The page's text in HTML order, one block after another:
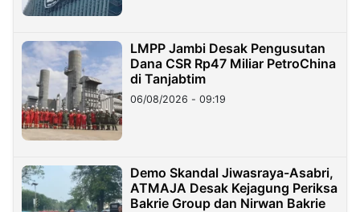
LMPP Jambi Desak Pengusutan
Dana CSR Rp47 Miliar PetroChina
di Tanjabtim
06/08/2026 - 09:19
Demo Skandal Jiwasraya-Asabri,
ATMAJA Desak Kejagung Periksa
Bakrie Group dan Nirwan Bakrie